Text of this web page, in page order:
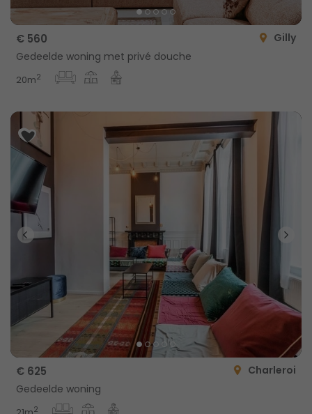
€ 560
Gilly
Gedeelde woning met privé douche
20m2
€ 625
Charleroi
Gedeelde woning
2